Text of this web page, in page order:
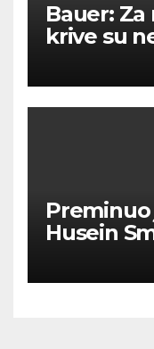
Bauer:
krive su
Husein